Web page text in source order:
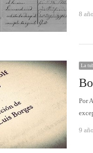
8
La
Por
9